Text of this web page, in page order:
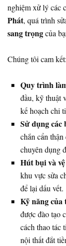
nghiệm xử lý các
Phát, quá trình
sang trọngcủa
Chúng tôi cam kết:
Quy trình
đầu, kỹ thuật
kế hoạch chi
Sử dụng các
chắn cẩn
chuyên dụng
Hút bụi và
khu vực sửa
để lại dấu vết.
Kỹ năng của
được đào tạo
cách thao tác
nội thất đắt